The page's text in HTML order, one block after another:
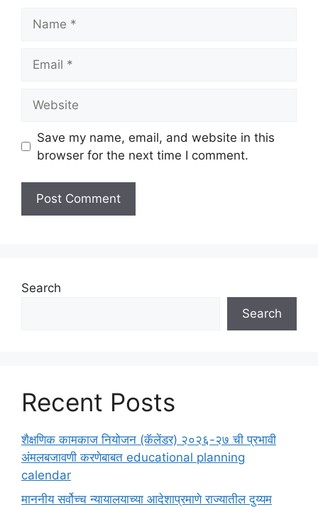
Save my name, email, and website in this
browser for the next time I comment.
Search
Search
Recent Posts
शैक्षणिक कामकाज नियोजन (कॅलेंडर) २०२६-२७ ची प्रभावी
अंमलबजावणी करणेबाबत educational planning
calendar
माननीय सर्वोच्च न्यायालयाच्या आदेशाप्रमाणे राज्यातील दुय्यम